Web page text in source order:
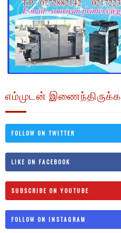
எம்முடன் இணைந்திருக்க
FOLLOW ON TWITTER
LIKE ON FACEBOOK
SUBSCRIBE ON YOUTUBE
FOLLOW ON INSTAGRAM